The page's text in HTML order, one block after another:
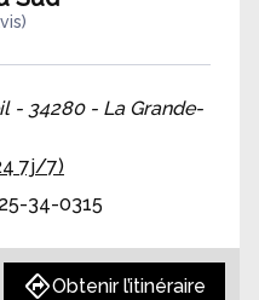
- 34280 - La Grande-
7j/7)
34-0315
Obtenir l’itinéraire